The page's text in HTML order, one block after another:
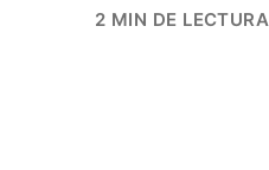
2 MIN DE LECTURA